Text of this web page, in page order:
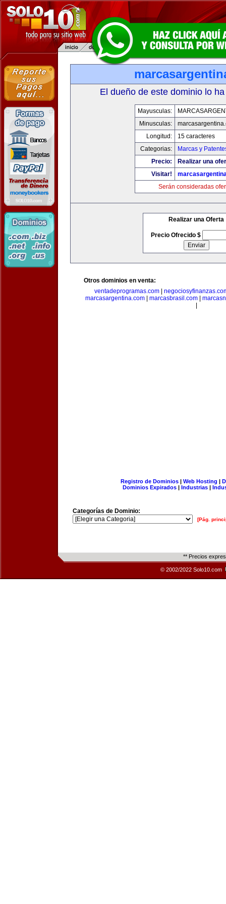
El dueño de este dominio lo
Mayusculas:
Minusculas:
Longitud:
15 caracteres
Categorias:
Marcas y
Precio:
Realizar una
Visitar!
Serán consideradas
Realizar una Oferta
Precio Ofrecido $
Otros dominios en venta:
ventadeprogramas.com|
marcasargentina.com| marcasbrasil.com|
Registro de Dominios| Web Hosting |
Dominios Expirados | Industrias |
Categorías de Dominio:
[Pág.
** Precios
© 2002/2022 Solo10.com